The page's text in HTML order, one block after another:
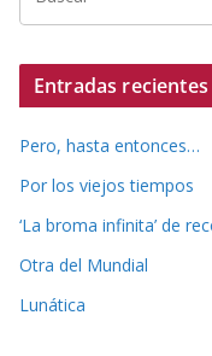
Entradas recientes
Pero, hasta entonces…
Por los viejos tiempos
‘La broma infinita’ de
Otra del Mundial
Lunática